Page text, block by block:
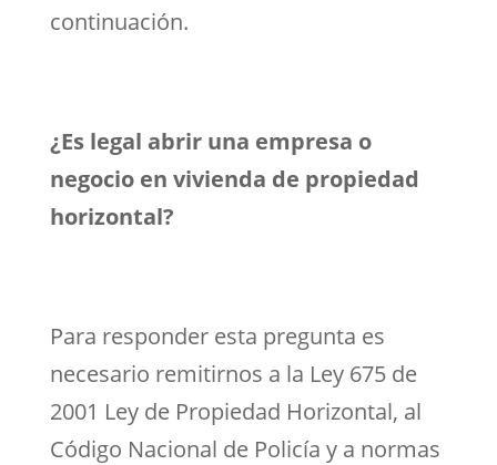
continuación.
¿Es legal abrir una empresa o
negocio en vivienda de propiedad
horizontal?
Para responder esta pregunta es
necesario remitirnos a la Ley 675 de
2001 Ley de Propiedad Horizontal, al
Código Nacional de Policía y a normas